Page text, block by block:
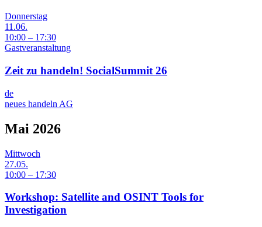
Donnerstag
11.06.
10:00 – 17:30
Gastveranstaltung
Zeit zu handeln! SocialSummit 26
de
neues handeln AG
Mai 2026
Mittwoch
27.05.
10:00 – 17:30
Workshop: Satellite and OSINT Tools for
Investigation